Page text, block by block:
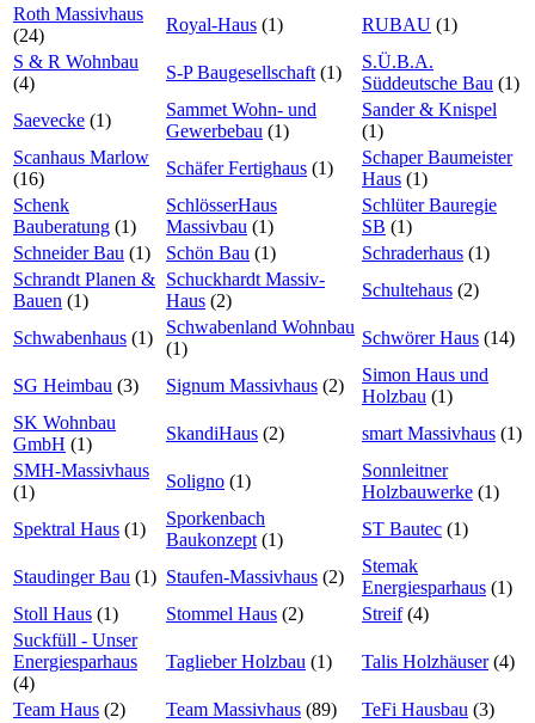
Roth Massivhaus
(24)
Royal-Haus (1) RUBAU (1)
S & R Wohnbau
(4)
S-P Baugesellschaft (1)
S.Ü.B.A.
Süddeutsche Bau (1)
Saevecke (1)
Sammet Wohn- und
Gewerbebau (1)
Sander & Knispel
(1)
Scanhaus Marlow
(16)
Schäfer Fertighaus (1)
Schaper Baumeister
Haus (1)
Schenk
Bauberatung (1)
SchlösserHaus
Massivbau (1)
Schlüter Bauregie
SB (1)
Schneider Bau (1) Schön Bau (1) Schraderhaus (1)
Schrandt Planen &
Bauen (1)
Schuckhardt Massiv-
Haus (2)
Schultehaus (2)
Schwabenhaus (1)
Schwabenland Wohnbau
(1)
Schwörer Haus (14)
SG Heimbau (3) Signum Massivhaus (2)
Simon Haus und
Holzbau (1)
SK Wohnbau
GmbH (1)
SkandiHaus (2) smart Massivhaus (1)
SMH-Massivhaus
(1)
Soligno (1)
Sonnleitner
Holzbauwerke (1)
Spektral Haus (1)
Sporkenbach
Baukonzept (1)
ST Bautec (1)
Staudinger Bau (1) Staufen-Massivhaus (2)
Stemak
Energiesparhaus (1)
Stoll Haus (1) Stommel Haus (2) Streif (4)
Suckfüll - Unser
Energiesparhaus
(4)
Taglieber Holzbau (1) Talis Holzhäuser (4)
Team Haus (2) Team Massivhaus (89) TeFi Hausbau (3)